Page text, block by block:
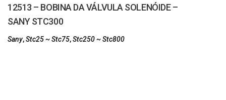
12513 – BOBINA DA VÁLVULA SOLENÓIDE –
SANY STC300
Sany,Stc25 ~ Stc75,Stc250 ~ Stc800